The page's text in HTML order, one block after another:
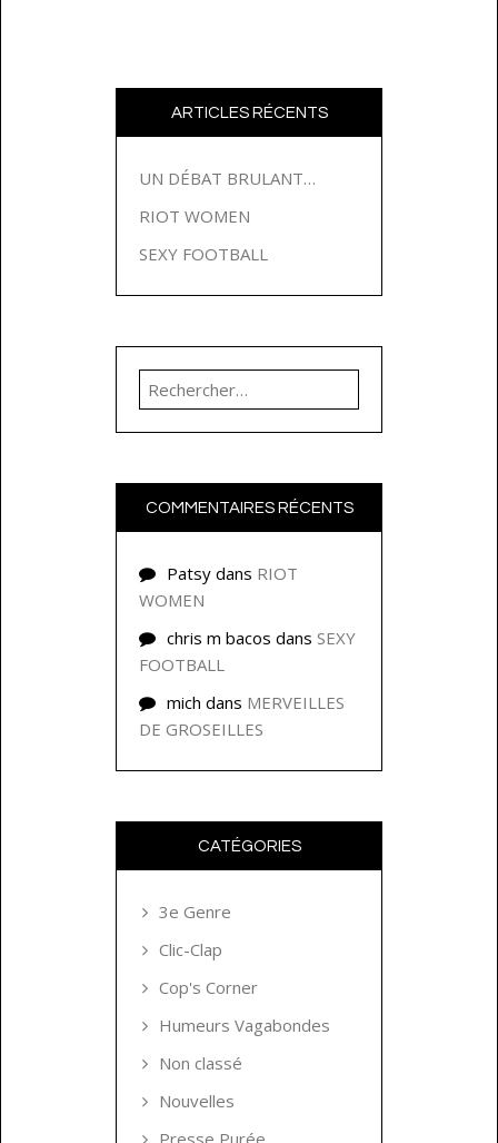
ARTICLES RÉCENTS
UN DÉBAT BRULANT…
RIOT WOMEN
SEXY FOOTBALL
Rechercher :
COMMENTAIRES RÉCENTS
Patsy dans RIOT
WOMEN
chris m bacos dans SEXY
FOOTBALL
mich dans MERVEILLES
DE GROSEILLES
CATÉGORIES
3e Genre
Clic-Clap
Cop's Corner
Humeurs Vagabondes
Non classé
Nouvelles
Presse Purée